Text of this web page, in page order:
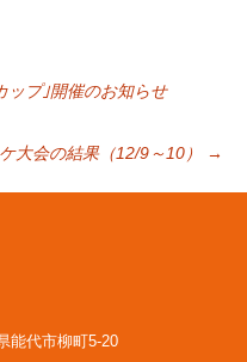
ップ｣開催のお知らせ
9）
大会の結果（12/9～10）
→
能代市柳町5-20